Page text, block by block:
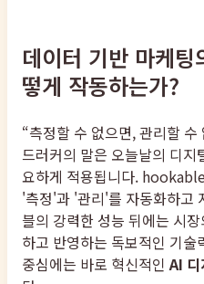
데이터 기반 마케
떻게 작동하는가?
“측정할 수 없으면, 관리할
드러커의 말은 오늘날의 디지
요하게 적용됩니다.
'측정'과 '관리'를 자동화하고
블의 강력한 성능 뒤에는 시
하고 반영하는 독보적인 기술
중심에는 바로 혁신적인 AI 디